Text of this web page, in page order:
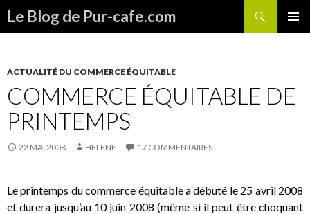
Le Blog de Pur-cafe.com
Recherche
ACTUALITÉ DU COMMERCE ÉQUITABLE
COMMERCE ÉQUITABLE DE
PRINTEMPS
22 MAI 2008 HELENE 17 COMMENTAIRES
Le printemps du commerce équitable a débuté le 25 avril 2008
et durera jusqu’au 10 juin 2008 (même si il peut être choquant